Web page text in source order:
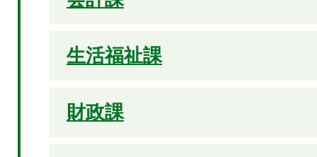
生活福祉課
財政課